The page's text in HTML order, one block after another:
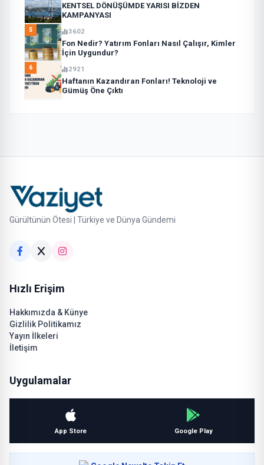
KENTSEL DÖNÜŞÜMDE YARISI BİZDEN
KAMPANYASI
5 3602
Fon Nedir? Yatırım Fonları Nasıl Çalışır, Kimler
İçin Uygundur?
6 2921
Haftanın Kazandıran Fonları! Teknoloji ve
Gümüş Öne Çıktı
Gürültünün Ötesi | Türkiye ve Dünya Gündemi
Hızlı Erişim
Hakkımızda & Künye
Gizlilik Politikamız
Yayın İlkeleri
İletişim
Uygulamalar
App Store Google Play